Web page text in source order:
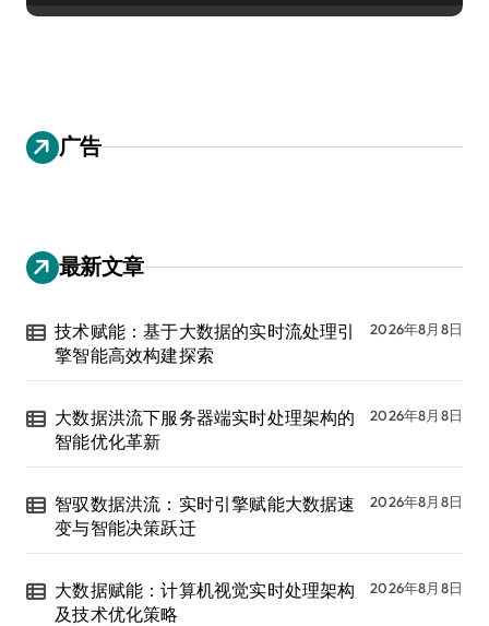
广告
最新文章
技术赋能：基于大数据的实时流处理引
擎智能高效构建探索
2026年8月8日
大数据洪流下服务器端实时处理架构的
智能优化革新
2026年8月8日
智驭数据洪流：实时引擎赋能大数据速
变与智能决策跃迁
2026年8月8日
大数据赋能：计算机视觉实时处理架构
及技术优化策略
2026年8月8日